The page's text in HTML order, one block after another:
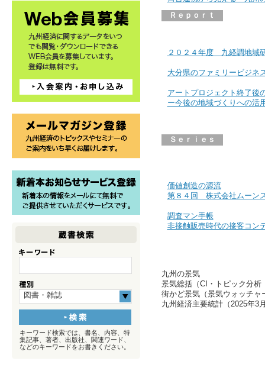
Ｒｅｐｏｒｔ
２０２４年度 九経調地域
大分県のファミリービジネ
アートプロジェクト終了後
ー今後の地域づくりへの活
Ｓｅｒｉｅｓ
価値創造の源流
第８４回 株式会社ムーン
調査マン手帳
非接触販売時代の接客コン
九州の景気
景気総括（CI・トピック分
街かど景気（景気ウォッチ
九州経済主要統計（2025年3
図書・雑誌
キーワード検索では、書名、内容、特
集記事、著者、出版社、関連ワード、
などのキーワードをお書きください。